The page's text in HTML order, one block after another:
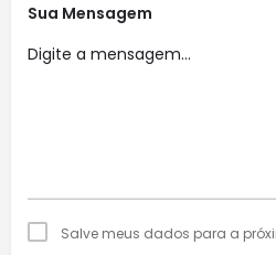
Sua Mensagem
Salve meus dados para a